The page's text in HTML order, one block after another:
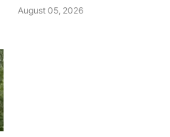
August 05, 2026